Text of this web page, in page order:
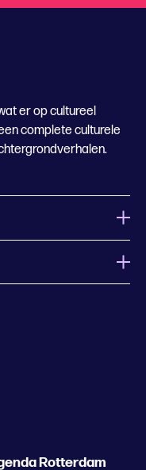
Rotterdam
er op cultureel
complete culturele